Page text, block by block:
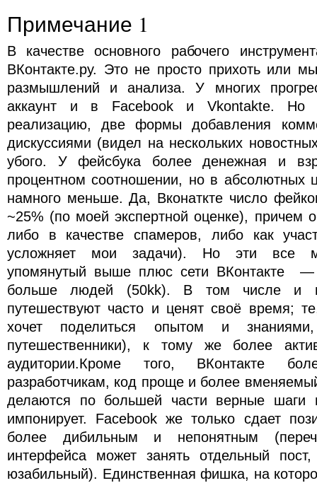
Примечание 1
В качестве основного рабочего
ВКонтакте.ру. Это не просто прихоть или
размышлений и анализа. У многих
аккаунт и в Facebook и Vkontakte. Но
реализацию, две формы добавления
дискуссиями (видел на нескольких
убого. У фейсбука более денежная и
процентном соотношении, но в
намного меньше. Да, Вконаткте число
~25% (по моей экспертной оценке), причем
либо в качестве спамеров, либо как
усложняет мои задачи). Но эти все
упомянутый выше плюс сети ВКонтакте —
больше людей (50kk). В том числе и
путешествуют часто и ценят своё время;
хочет поделиться опытом и
путешественники), к тому же более
аудитории.Кроме того, ВКонтакте
разработчикам, код проще и более
делаются по большей части верные шаги
импонирует. Facebook же только сдает
более дибильным и непонятным
интерфейса может занять отдельный
юзабильный). Единственная фишка, на